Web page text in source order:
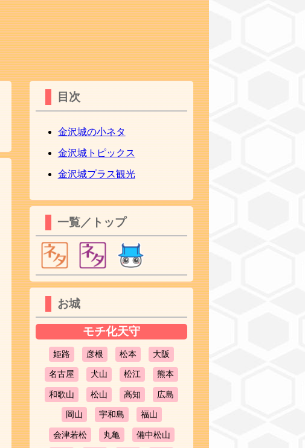
目次
金沢城の小ネタ
金沢城トピックス
金沢城プラス観光
一覧／トップ
お城
モチ化天守
姫路 彦根 松本 大阪
名古屋 犬山 松江 熊本
和歌山 松山 高知 広島
岡山 宇和島 福山
会津若松 丸亀 備中松山